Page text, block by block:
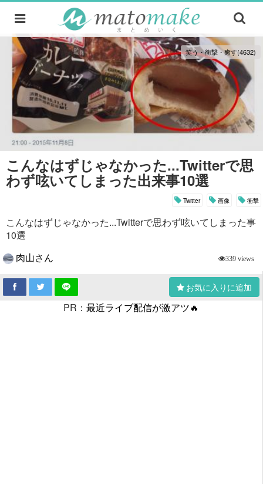
笑う・衝撃・癒す(4632)
こんなはずじゃなかった...Twitterで思
わず呟いてしまった出来事10選
Twitter 画像 衝撃
こんなはずじゃなかった...Twitterで思わず呟いてしまった事
10選
肉山さん
339 views
お気に入りに追加
PR： 最近ライブ配信が激アツ🔥